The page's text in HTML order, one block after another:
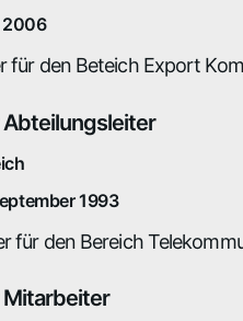
2006
für den Beteich Export
1993
für den Bereich